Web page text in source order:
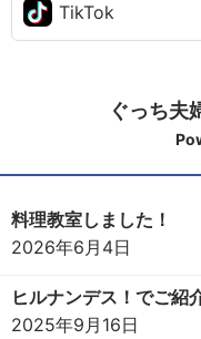
TikTok
ぐっち夫
料理教室しました！
2026年6月4日
ヒルナンデス！でご紹
2025年9月16日